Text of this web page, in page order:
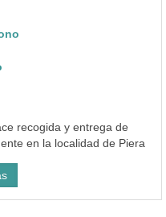
recogida y entrega de
en la localidad de Piera